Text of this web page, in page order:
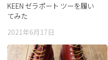
KEEN ゼラポート ツーを履い
てみた
2021年6月17日